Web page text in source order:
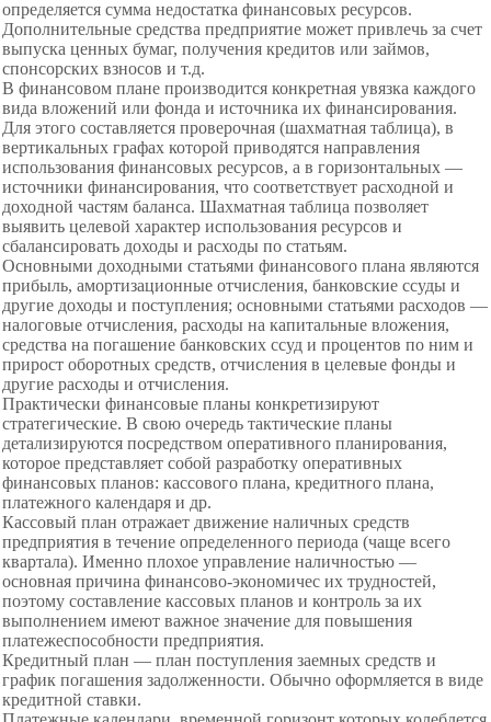
определяется сумма недостатка финансовых ресурсов.
Дополнительные средства предприятие может привлечь за счет
выпуска ценных бумаг, получения кредитов или займов,
спонсорских взносов и т.д.
В финансовом плане производится конкретная увязка каждого
вида вложений или фонда и источника их финансирования.
Для этого составляется проверочная (шахматная таблица), в
вертикальных графах которой приводятся направления
использования финансовых ресурсов, а в горизонтальных —
источники финансирования, что соответствует расходной и
доходной частям баланса. Шахматная таблица позволяет
выявить целевой характер использования ресурсов и
сбалансировать доходы и расходы по статьям.
Основными доходными статьями финансового плана являются
прибыль, амортизационные отчисления, банковские ссуды и
другие доходы и поступления; основными статьями расходов —
налоговые отчисления, расходы на капитальные вложения,
средства на погашение банковских ссуд и процентов по ним и
прирост оборотных средств, отчисления в целевые фонды и
другие расходы и отчисления.
Практически финансовые планы конкретизируют
стратегические. В свою очередь тактические планы
детализируются посредством оперативного планирования,
которое представляет собой разработку оперативных
финансовых планов: кассового плана, кредитного плана,
платежного календаря и др.
Кассовый план отражает движение наличных средств
предприятия в течение определенного периода (чаще всего
квартала). Именно плохое управление наличностью —
основная причина финансово-экономичес их трудностей,
поэтому составление кассовых планов и контроль за их
выполнением имеют важное значение для повышения
платежеспособности предприятия.
Кредитный план — план поступления заемных средств и
график погашения задолженности. Обычно оформляется в виде
кредитной ставки.